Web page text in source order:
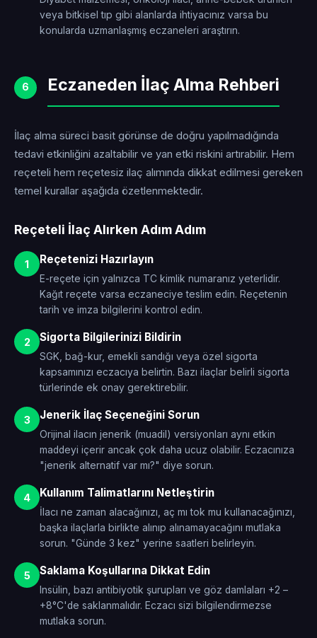
veya bitkisel tıp gibi alanlarda ihtiyacınız varsa bu
konularda uzmanlaşmış eczaneleri araştırın.
6 Eczaneden İlaç Alma Rehberi
İlaç alma süreci basit görünse de doğru yapılmadığında
tedavi etkinliğini azaltabilir ve yan etki riskini artırabilir. Hem
reçeteli hem reçetesiz ilaç alımında dikkat edilmesi gereken
temel kurallar aşağıda özetlenmektedir.
Reçeteli İlaç Alırken Adım Adım
1 Reçetenizi Hazırlayın
E-reçete için yalnızca TC kimlik numaranız yeterlidir.
Kağıt reçete varsa eczaneciye teslim edin. Reçetenin
tarih ve imza bilgilerini kontrol edin.
2 Sigorta Bilgilerinizi Bildirin
SGK, bağ-kur, emekli sandığı veya özel sigorta
kapsamınızı eczacıya belirtin. Bazı ilaçlar belirli sigorta
türlerinde ek onay gerektirebilir.
3 Jenerik İlaç Seçeneğini Sorun
Orijinal ilacın jenerik (muadil) versiyonları aynı etkin
maddeyi içerir ancak çok daha ucuz olabilir. Eczacınıza
"jenerik alternatif var mı?" diye sorun.
4 Kullanım Talimatlarını Netleştirin
İlacı ne zaman alacağınızı, aç mı tok mu kullanacağınızı,
başka ilaçlarla birlikte alınıp alınamayacağını mutlaka
sorun. "Günde 3 kez" yerine saatleri belirleyin.
5 Saklama Koşullarına Dikkat Edin
Insülin, bazı antibiyotik şurupları ve göz damlaları +2 –
+8°C'de saklanmalıdır. Eczacı sizi bilgilendirmezse
mutlaka sorun.